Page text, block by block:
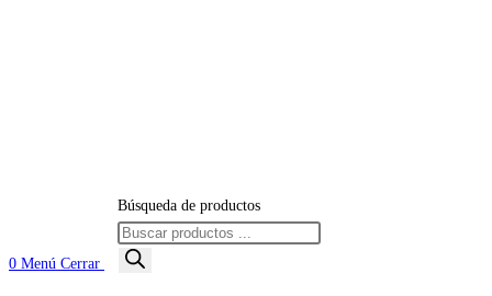
0 Menú Cerrar
Búsqueda de productos